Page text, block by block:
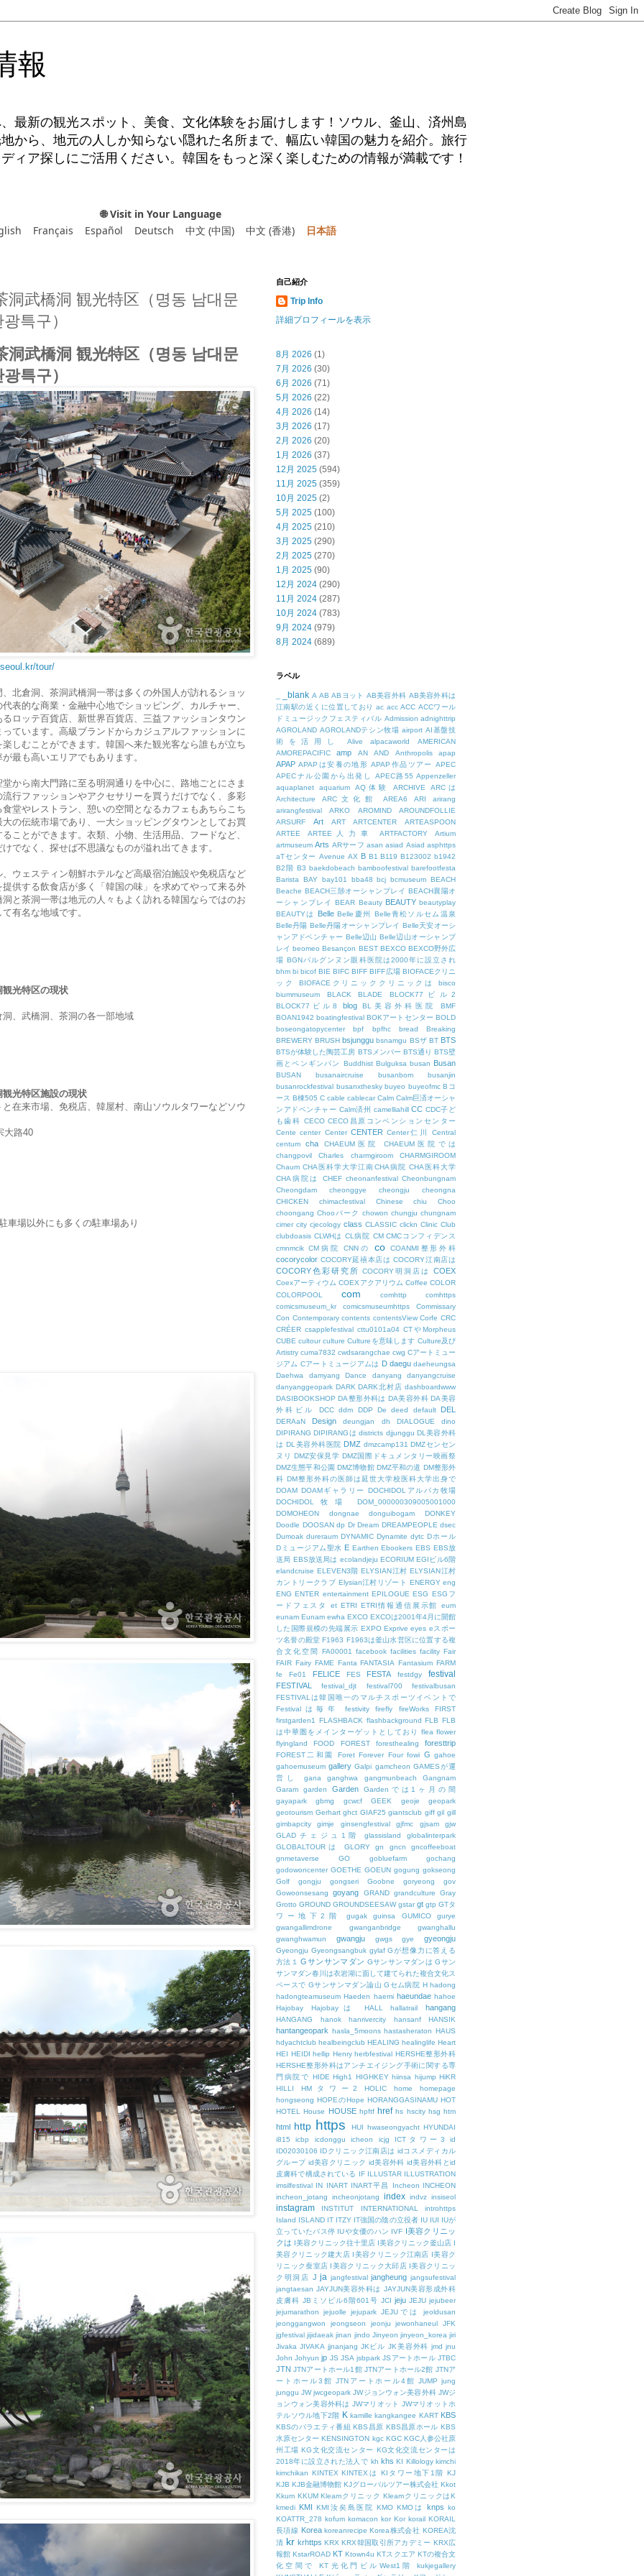
報
最新の観光スポット、美食、文化体験をお届けします！ソウル、釜山、済州島
から、地元の人しか知らない隠れた名所まで、幅広い韓国の魅力を紹介。旅行
ィア探しにご活用ください。韓国をもっと深く楽しむための情報が満載です！
🌐 Visit in Your Language
Français Español Deutsch 中文 (中国) 中文 (香港) 日本語
洞武橋洞 観光特区（명동 남대문
특구）
洞武橋洞 観光特区（명동 남대문
특구）
tour/
北倉洞、茶洞武橋洞一帯は多くの外国人が訪れるショッ
表的な商業・金融中心地でショッピング、カルチャー、
ロッテ百貨店、新世界百貨店、三益ファッションタウン
ています。高級ブランドからカジュアルファッションに
しむことができます。韓国へ来た観光客なら誰もが立ち
最も高いエリアでもあります。
から南大門路に至る明洞通りを中心に、路地ごとにさま
行ファッションやアクセサリーを買うだけでなく、多彩
堂やレストラン、憩いの空間となるカフェもあちらこち
の伝統市場であり、一大ショッピングタウンとしてお買
ことができます。衣類、小物、生活用品、フードなど、
でなく、探せば不思議なものが溢れ出てきます。
ウェスティン朝鮮ホテルなど高級宿泊施設や免税店など
供する飲食店が多く「韓国の味」を求めてやって来る外
と茶洞一帯は地元の人々もよく訪れる韓国ならではのお
有名な地域です。
光特区の現状
、武橋洞、茶洞の各一部地域
光特区施設の現状
在来市場、免税店、韓屋村、南山ソウルタワーなどソウ
大路40
車場以外にも多くの駐車場あり
自己紹介
Trip Info
詳細プロフィールを表示
8月 2026 (1)
7月 2026 (30)
6月 2026 (71)
5月 2026 (22)
4月 2026 (14)
3月 2026 (17)
2月 2026 (20)
1月 2026 (37)
12月 2025 (594)
11月 2025 (359)
10月 2025 (2)
5月 2025 (100)
4月 2025 (210)
3月 2025 (290)
2月 2025 (270)
1月 2025 (90)
12月 2024 (290)
11月 2024 (287)
10月 2024 (783)
9月 2024 (979)
8月 2024 (689)
ラベル
_blank A AB ABヨット AB美容外科 AB美容外科は
江南駅の近くに位置しており ac acc ACC ACCワール
ドミュージックフェスティバル Admission adnighttrip
AGROLAND AGROLANDテシン牧場 airport AI基盤技
術を活用し
Alive alpacaworld
AMERICAN
AMOREPACIFIC
amp AN AND Anthropolis apap
APAP APAPは安養の地形 APAP作品ツアー
APEC
APECナル公園から出発し
APEC路55 Appenzeller
aquaplanet
aquarium AQ体験 ARCHIVE
ARCは
Architecture
ARC文化館 AREA6 ARI
arirang
arirangfestival
ARKO AROMIND
AROUNDFOLLIE
ARSURF
Art ART ARTCENTER
ARTEASPOON
ARTEE
ARTEE人力車 ARTFACTORY
Artium
artmuseum Arts ARサーフ asan asiad Asiad asphttps
aTセンター Avenue AX B B1 B119 B123002 b1942
B2階 B3 baekdobeach bamboofestival barefootfesta
Barista
BAY bay101 bba48 bcj bcmuseum BEACH
Beache BEACH三陟オーシャンプレイ BEACH襄陽オ
ーシャンプレイ
BEAR Beauty BEAUTY beautyplay
BEAUTYは
Belle Belle慶州
Belle青松ソルセム温泉
Belle丹陽 Belle丹陽オーシャンプレイ Belle天安オーシ
ャンアドベンチャー Belle辺山 Belle辺山オーシャンプ
レイ beomeo Besançon BEST BEXCO BEXCO野外広
場 BGNパルグンヌン眼科医院は2000年に設立され
bhm bi bicof BIE BIFC BIFF BIFF広場 BIOFACEクリニ
ック
BIOFACEクリニッククリニックは
bisco
biummuseum
BLACK BLADE
BLOCK77ビル2
BLOCK77ビル8
blog BL美容外科医院
BMF
BOAN1942 boatingfestival BOKアートセンター BOLD
boseongatopycenter
bpf bpfhc bread
Breaking
BREWERY BRUSH bsjunggu bsnamgu BSザ BT BTS
BTSが体験した陶芸工房 BTSメンバー BTS通り BTS壁
画とペンギンパン
Buddhist Bulguksa busan Busan
BUSAN busanaircruise busanbom
busanjin
busanrockfestival busanxthesky buyeo buyeofmc Bコ
ース B棟505 C cable cablecar Calm Calm巨済オーシャ
ンアドベンチャー Calm済州 camelliahill CC CDC子ど
も歯科 CECO CECO昌原コンベンションセンター
Cente center Center CENTER Center仁川
Central
centum
cha CHAEUM医院
CHAEUM医院では
changpovil
Charles charmgiroom
CHARMGIROOM
Chaum CHA医科学大学江南CHA病院 CHA医科大学
CHA病院は
CHEF cheonanfestival Cheonbungnam
Cheongdam
cheonggye cheongju
cheongna
CHICKEN
chimacfestival Chinese chiu
Choo
choongang Chooパーク chowon chungju chungnam
cimer city cjecology class CLASSIC clickn Clinic Club
clubdoasis CLWHは CL病院 CM CMCコンフィデンス
cmnmcik CM病院 CNNの co COANMI整形外科
cocorycolor COCORY延禧本店は COCORY江南店は
COCORY色彩研究所 COCORY明洞店は COEX
Coexアーティウム COEXアクアリウム Coffee COLOR
COLORPOOL
com comhttp
comhttps
comicsmuseum_kr
comicsmuseumhttps
Commissary
Con Contemporary contents contentsView Corfe CRC
CRÉER csapplefestival cttu0101a04 CTやMorpheus
CUBE cultour culture Cultureを意味します Culture及び
Artistry cuma7832 cwdsarangchae cwg Cアートミュー
ジアム Cアートミュージアムは D daegu daeheungsa
Daehwa
damyang Dance danyang
danyangcruise
danyanggeopark DARK DARK北村店 dashboardwww
DASIBOOKSHOP DA整形外科は DA美容外科 DA美容
外科ビル
DCC ddm DDP De deed default DEL
DERAaN Design deungjan dh DIALOGUE
dino
DIPIRANG DIPIRANGは districts djjunggu DL美容外科
は DL美容外科医院 DMZ dmzcamp131 DMZセンセン
ヌリ DMZ安保見学 DMZ国際ドキュメンタリー映画祭
DMZ生態平和公園 DMZ博物館 DMZ平和の道 DM整形外
科 DM整形外科の医師は延世大学校医科大学出身で
DOAM DOAMギャラリー
DOCHIDOLアルパカ牧場
DOCHIDOL牧場
DOM_000000309005001000
DOMOHEON
dongnae donguibogam
DONKEY
Doodle DOOSAN dp Dr Dream DREAMPEOPLE dsec
Dumoak dureraum DYNAMIC Dynamite dytc Dホール
Dミュージアム聖水 E Earthen Ebookers EBS EBS放
送局 EBS放送局は ecolandjeju ECORIUM EGIビル6階
elandcruise ELEVEN3階 ELYSIAN江村 ELYSIAN江村
カントリークラブ Elysian江村リゾート ENERGY eng
ENG ENTER entertainment EPILOGUE ESG ESGフ
ードフェスタ
et ETRI ETRI情報通信展示館
eum
eunam Eunam ewha EXCO EXCOは2001年4月に開館
した国際規模の先端展示 EXPO Exprive eyes eスポー
ツ名誉の殿堂 F1963 F1963は釜山水営区に位置する複
合文化空間
FA00001 facebook facilities facility Fair
FAIR Fairy FAME Fanta FANTASIA Fantasium FARM
fe
Fe01 FELICE FES FESTA festdgy festival
FESTIVAL festival_djt festival700
festivalbusan
FESTIVALは韓国唯一のマルチスポーツイベントで
Festivalは毎年
festivity firefly fireWorks
FIRST
firstgarden1
FLASHBACK flashbackground FLB FLB
は中華圏をメインターゲットとしており
flea flower
flyingland
FOOD FOREST foresthealing foresttrip
FOREST二和園 Foret Forever Four fowi G gahoe
gahoemuseum gallery Galpi gamcheon GAMESが運
営し
gana ganghwa gangmunbeach
Gangnam
Garam
garden Garden
Gardenでは1ヶ月の間
gayapark
gbmg gcwcf GEEK geoje
geopark
geotourism Gerhart ghct GIAF25 giantsclub giff gil gill
gimbapcity
gimje ginsengfestival gjfmc gjsam
gjw
GLADチェジュ1階
glassisland
globalinterpark
GLOBALTOURは
GLORY gn gncn
gncoffeeboat
gnmetaverse
GO gobluefarm
gochang
godowoncenter GOETHE GOEUN gogung gokseong
Golf
gongju gongseri Goobne goryeong
gov
Gowoonsesang
goyang GRAND grandculture
Gray
Grotto GROUND GROUNDSEESAW gstar gt gtp GTタ
ワー地下2階
gugak guinsa GUMICO
gurye
gwangallimdrone
gwanganbridge
gwanghallu
gwanghwamun
gwangju gwgs gye gyeongju
Gyeongju Gyeongsangbuk gylaf Gが想像力に答える
方法１
Gサンサンマダン Gサンサンマダンは Gサン
サンマダン春川は衣岩湖に面して建てられた複合文化ス
ペースで Gサンサンマダン論山 Gセム病院 H hadong
hadongteamuseum Haeden haemi haeundae hahoe
Hajobay
Hajobayは HALL hallatrail hangang
HANGANG hanok hanrivercity hansanf HANSIK
hantangeopark hasla_5moons hastasheraton HAUS
hdyachtclub healbeingclub HEALING healinglife Heart
HEI HEIDI hellip Henry herbfestival HERSHE整形外科
HERSHE整形外科はアンチエイジング手術に関する専
門病院で HIDE High1 HIGHKEY hiinsa hijump HiKR
HILLI
HMタワー2 HOLIC home
homepage
hongseong HOPEのHope HORANGGASINAMU HOT
HOTEL
House HOUSE hpftf href hs hscity hsg htm
html http https HUI hwaseongyacht HYUNDAI
i815
icbp icdonggu icheon icjg ICTタワー3
id
ID02030106 IDクリニック江南店は idコスメディカル
グループ id美容クリニック id美容外科 id美容外科とid
皮膚科で構成されている IF ILLUSTAR ILLUSTRATION
imsilfestival IN INART INART平昌 Incheon INCHEON
incheon_jotang
incheonjotang index indvz insiseol
instagram INSTITUT INTERNATIONAL
introhttps
Island ISLAND IT ITZY IT強国の陰の立役者 IU IUI IUが
立っていたバス停 IUや女優のハン IVF I美容クリニッ
クは I美容クリニック往十里店 I美容クリニック釜山店 I
美容クリニック建大店 I美容クリニック江南店 I美容ク
リニック蚕室店 I美容クリニック大邱店 I美容クリニッ
ク明洞店 J ja jangfestival jangheung jangsufestival
jangtaesan JAYJUN美容外科は JAYJUN美容形成外科
皮膚科 JBミソビル6階601号 JCI jeju JEJU jejubeer
jejumarathon
jejuolle jejupark JEJUでは
jeoldusan
jeonggangwon
jeongseon jeonju jewonhaneul
JFK
jgfestival jijidaeak jinan jindo Jinyeon jinyeon_korea jiri
Jivaka JIVAKA jjnanjang JKビル JK美容外科 jmd jnu
John Johyun jp JS JSA jsbpark JSアートホール JTBC
JTN JTNアートホール1館 JTNアートホール2館 JTNア
ートホール3館 JTNアートホール4館 JUMP jung
junggu JW jwcgeopark JWジョンウォン美容外科 JWジ
ョンウォン美容外科は JWマリオット JWマリオットホ
テルソウル地下2階 K kamille kangkangee KART KBS
KBSのバラエティ番組 KBS昌原 KBS昌原ホール KBS
水原センター KENSINGTON kgc KGC KGC人参公社原
州工場 KG文化交流センター KG文化交流センターは
2018年に設立された法人で kh khs KI Killology kimchi
kimchikan KINTEX KINTEXは KIタワー地下1階 KJ
KJB KJB金融博物館 KJグローバルツアー株式会社 Kkot
Kkum KKUM Kleamクリニック KleamクリニックはK
kmedi KMI KMI汝矣島医院 KMO KMOは knps ko
KOATTR_278 kofum komacon kor Kor korail KORAIL
長項線 Korea koreanrecipe Korea株式会社 KOREA沈
清 kr krhttps KRX KRX韓国取引所アカデミー KRX広
報館 KstarROAD KT Ktown4u KTスクエア KTの複合文
化空間で
KT光化門ビルWest1階
kukjegallery